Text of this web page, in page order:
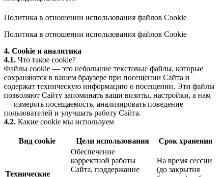
Политика в отношении использования файлов Cookie
Политика в отношении использования файлов Cookie
4. Cookie и аналитика
4.1. Что такое cookie?
Файлы cookie — это небольшие текстовые файлы, которые
сохраняются в вашем браузере при посещении Сайта и
содержат техническую информацию о посещении. Эти файлы
позволяют Сайту запоминать ваши визиты, настройки, а нам
— измерять посещаемость, анализировать поведение
пользователей и улучшать работу Сайта.
4.2. Какие cookie мы используем
Вид cookie Цели использования Срок хранения
Технические
Обеспечение
корректной работы
Сайта, поддержание
На время сессии
(до закрытия